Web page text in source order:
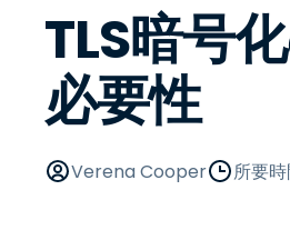
TLS暗号
必要性
Verena Cooper 所要